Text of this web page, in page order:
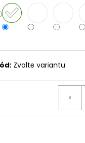
Zvolte variantu